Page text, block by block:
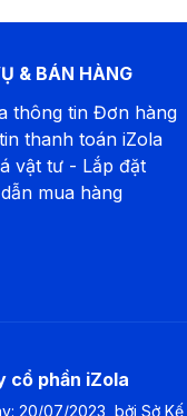
& BÁN HÀNG
thông tin Đơn hàng
thanh toán iZola
vật tư - Lắp đặt
mua hàng
cổ phần iZola
20/07/2023, bởi Sở